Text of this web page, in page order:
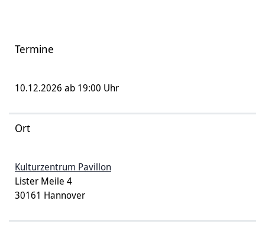
Termine
10.12.2026 ab 19:00 Uhr
Ort
Kulturzentrum Pavillon
Lister Meile 4
30161 Hannover